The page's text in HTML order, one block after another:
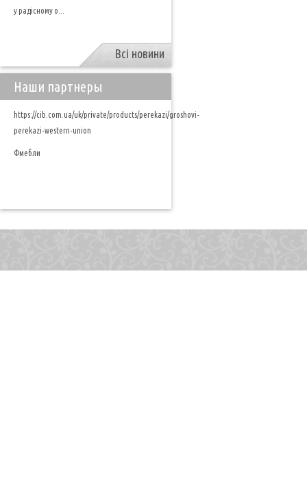
у радісному о...
Всі новини
Наши партнеры
https://cib.com.ua/uk/private/products/perekazi/groshovi-
perekazi-western-union
Фмебли